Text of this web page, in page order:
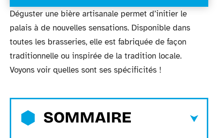
Déguster une bière artisanale permet d’initier le
palais à de nouvelles sensations. Disponible dans
toutes les brasseries, elle est fabriquée de façon
traditionnelle ou inspirée de la tradition locale.
Voyons voir quelles sont ses spécificités !
SOMMAIRE